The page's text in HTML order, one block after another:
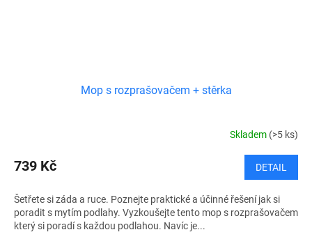
Mop s rozprašovačem + stěrka
Skladem (>5 ks)
739 Kč DETAIL
Šetřete si záda a ruce. Poznejte praktické a účinné řešení jak si
poradit s mytím podlahy. Vyzkoušejte tento mop s rozprašovačem
který si poradí s každou podlahou. Navíc je...